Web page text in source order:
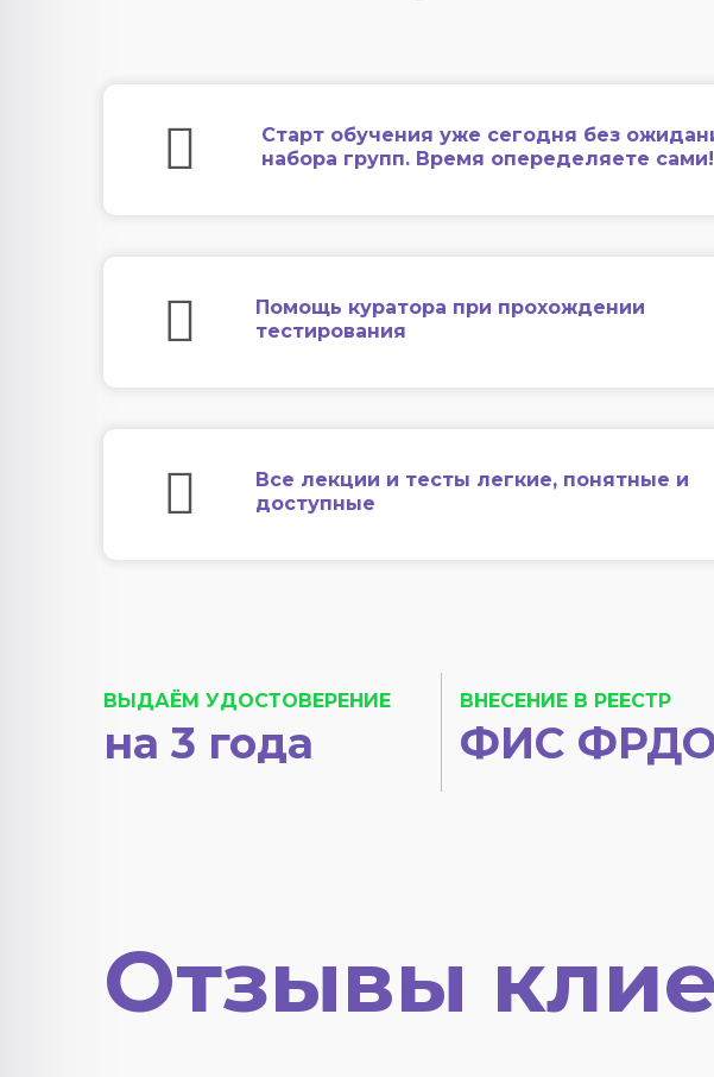
Старт обучения уже сегодня без
набора групп. Время опеределяете сами!
Помощь куратора при прохождении
тестирования
Все лекции и тесты легкие, понятные и
доступные
ВЫДАЁМ УДОСТОВЕРЕНИЕ
на 3 года
ВНЕСЕНИЕ В РЕЕСТР
ФИС
Отзывы